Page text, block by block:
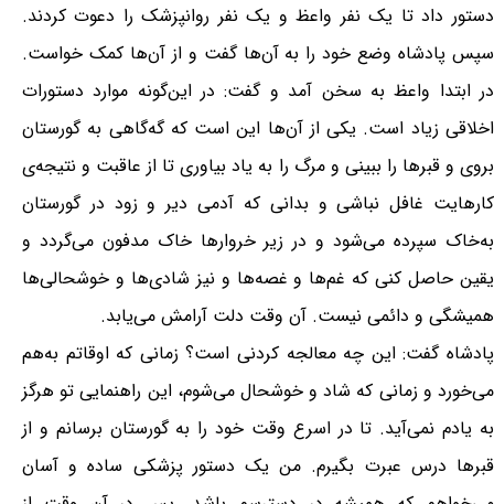
دستور داد تا یک نفر واعظ و یک نفر روانپزشک را دعوت کردند.
سپس پادشاه وضع خود را به آن‌ها گفت و از آن‌ها کمک خواست.
در ابتدا واعظ به سخن آمد و گفت: در این‌گونه موارد دستورات
اخلاقی زیاد است. یکی از آن‌ها این است که گه‌گاهی به گورستان
بروی و قبرها را ببینی و مرگ را به یاد بیاوری تا از عاقبت و نتیجه‌ی
کارهایت غافل نباشی و بدانی که آدمی دیر و زود در گورستان
به‌خاک سپرده می‌شود و در زیر خروارها خاک مدفون می‌گردد و
یقین حاصل کنی که غم‌ها و غصه‌ها و نیز شادی‌ها و خوشحالی‌ها
همیشگی و دائمی نیست. آن وقت دلت آرامش می‌یابد.
پادشاه گفت: این چه معالجه کردنی است؟ زمانی که اوقاتم به‌هم
می‌خورد و زمانی که شاد و خوشحال می‌شوم، این راهنمایی تو هرگز
به یادم نمی‌آید. تا در اسرع وقت خود را به گورستان برسانم و از
قبرها درس عبرت بگیرم. من یک دستور پزشکی ساده و آسان